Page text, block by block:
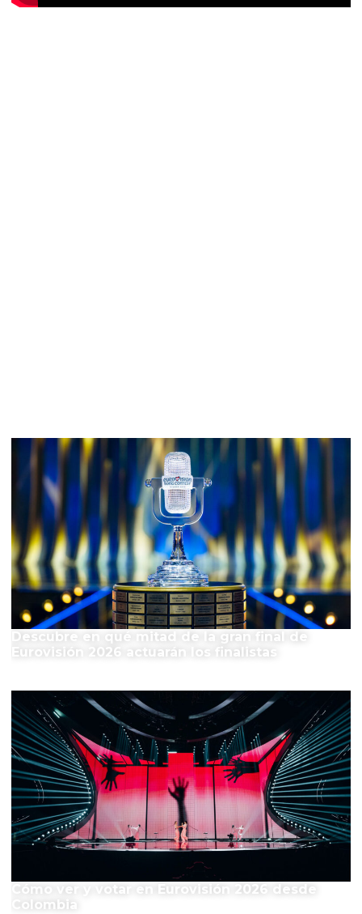
Descubre en qué mitad de la gran final de
Eurovisión 2026 actuarán los finalistas
Cómo ver y votar en Eurovisión 2026 desde
Colombia